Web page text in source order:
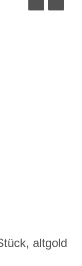
altgold